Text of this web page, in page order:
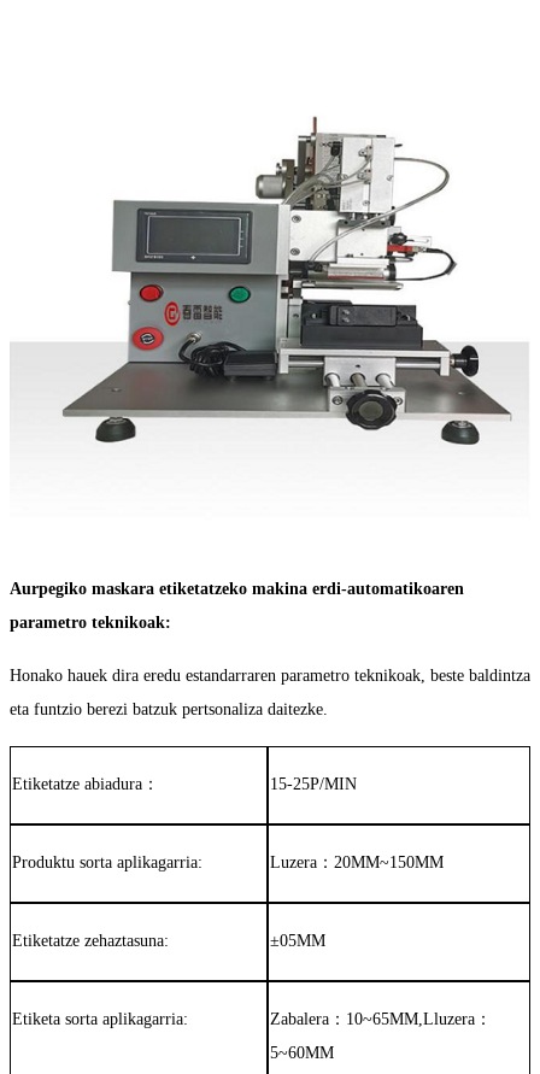
Aurpegiko maskara etiketatzeko makina erdi-automatikoaren
parametro teknikoak:
Honako hauek dira eredu estandarraren parametro teknikoak, beste baldintza
eta funtzio berezi batzuk pertsonaliza daitezke.
Etiketatze abiadura ： 15-25P/MIN
Produktu sorta aplikagarria: Luzera ：20MM~150MM
Etiketatze zehaztasuna: ±05MM
Etiketa sorta aplikagarria: Zabalera ： 10~65MM,Lluzera ：
5~60MM